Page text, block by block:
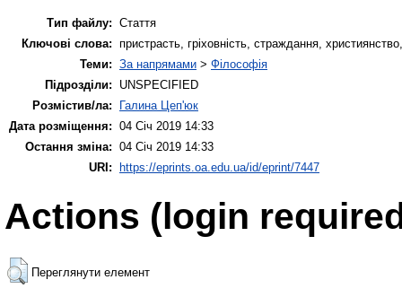
Тип файлу: Стаття
Ключові слова: пристрасть, гріховність, страждання,
Теми: За напрямами > Філософія
Підрозділи:
UNSPECIFIED
Розмістив/ла:
Галина Цеп'юк
Дата розміщення: 04 Січ 2019 14:33
Остання зміна: 04 Січ 2019 14:33
URI: https://eprints.oa.edu.ua/id/eprint/7447
Actions (login
Переглянути елемент